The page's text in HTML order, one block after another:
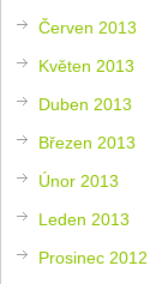
Červen 2013
Květen 2013
Duben 2013
Březen 2013
Únor 2013
Leden 2013
Prosinec 2012